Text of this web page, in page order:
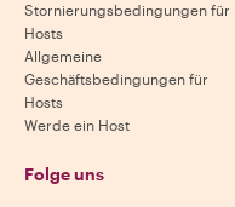
Stornierungsbedingungen für
Hosts
Allgemeine
Geschäftsbedingungen für
Hosts
Werde ein Host
Folge uns